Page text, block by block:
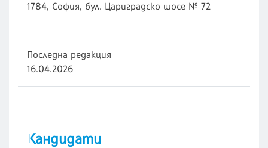
1784, София, бул. Цариградско шосе № 72
Последна редакция
16.04.2026
Кандидати